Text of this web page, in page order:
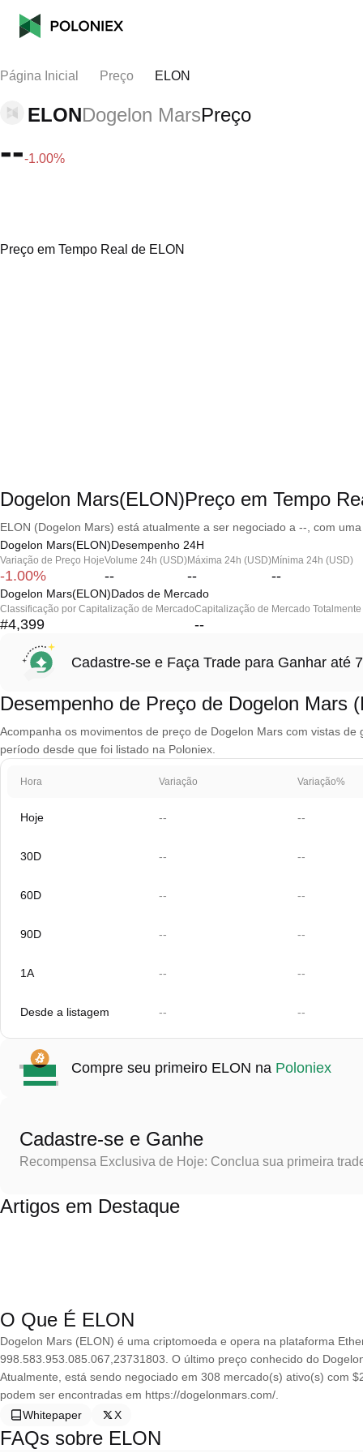
Página Inicial Preço ELON
ELONDogelon MarsPreço
---1.00%
Preço em Tempo Real de ELON
Dogelon Mars(ELON)Preço em Tempo
ELON (Dogelon Mars) está atualmente a ser negociado a --, com
Dogelon Mars(ELON)Desempenho 24H
Variação de Preço Hoje
-1.00%
Volume 24h (USD)
--
Máxima 24h (USD)
--
Mínima 24h (USD)
--
Dogelon Mars(ELON)Dados de Mercado
Classificação por Capitalização de Mercado
#4,399
Capitalização de Mercado
--
Cadastre-se e Faça Trade para Ganhar até
Desempenho de Preço de Dogelon Mars
Acompanha os movimentos de preço de Dogelon Mars com vistas
período desde que foi listado na Poloniex.
Hora Variação Variação%
Hoje -- --
30D -- --
60D -- --
90D -- --
1A -- --
Desde a listagem -- --
Compre seu primeiro ELON na Poloniex
Cadastre-se e Ganhe
Recompensa Exclusiva de Hoje: Conclua sua primeira
Artigos em Destaque
O Que É ELON
Dogelon Mars (ELON) é uma criptomoeda e opera na plataforma
998.583.953.085.067,23731803. O último preço conhecido do
Atualmente, está sendo negociado em 308 mercado(s) ativo(s) com
podem ser encontradas em https://dogelonmars.com/.
Whitepaper
X
FAQs sobre ELON